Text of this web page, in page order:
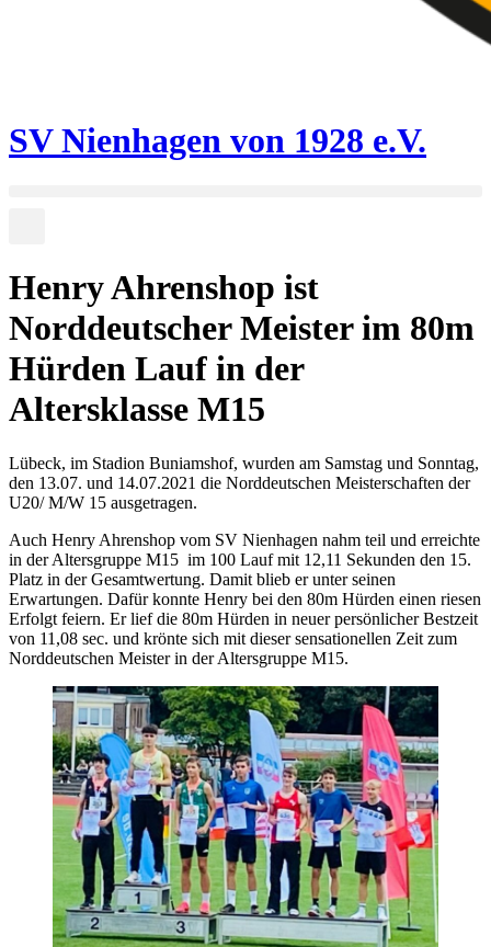
SV Nienhagen von 1928 e.V.
Henry Ahrenshop ist
Norddeutscher Meister im 80m
Hürden Lauf in der
Altersklasse M15
Lübeck, im Stadion Buniamshof, wurden am Samstag und Sonntag,
den 13.07. und 14.07.2021 die Norddeutschen Meisterschaften der
U20/ M/W 15 ausgetragen.
Auch Henry Ahrenshop vom SV Nienhagen nahm teil und erreichte
in der Altersgruppe M15 im 100 Lauf mit 12,11 Sekunden den 15.
Platz in der Gesamtwertung. Damit blieb er unter seinen
Erwartungen. Dafür konnte Henry bei den 80m Hürden einen riesen
Erfolgt feiern. Er lief die 80m Hürden in neuer persönlicher Bestzeit
von 11,08 sec. und krönte sich mit dieser sensationellen Zeit zum
Norddeutschen Meister in der Altersgruppe M15.